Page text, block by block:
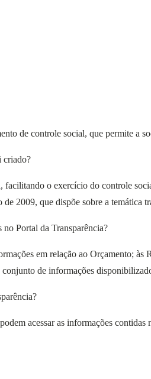
de controle social, que permite a
criado?
facilitando o exercício do controle
2009, que dispõe sobre a temática
Portal da Transparência?
em relação ao Orçamento;
de informações
acessar as informações contidas